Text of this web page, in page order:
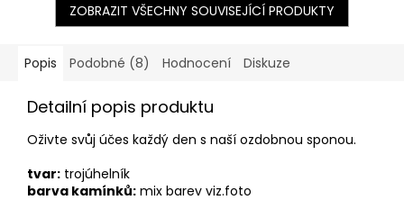
ZOBRAZIT VŠECHNY SOUVISEJÍCÍ PRODUKTY
Popis Podobné (8) Hodnocení Diskuze
Detailní popis produktu
Oživte svůj účes každý den s naší ozdobnou sponou.
tvar: trojúhelník
barva kamínků: mix barev viz.foto